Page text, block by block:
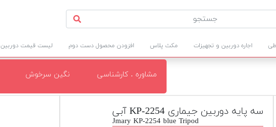
اجاره دوربین و تجهیزات مکث پلاس افزودن محصول دست دوم لیست قیمت دوربین
مشاوره . کارشناسی نگین سرخوش
سه پایه دوربین جیماری KP-2254 آبی
Jmary KP-2254 blue Tripod